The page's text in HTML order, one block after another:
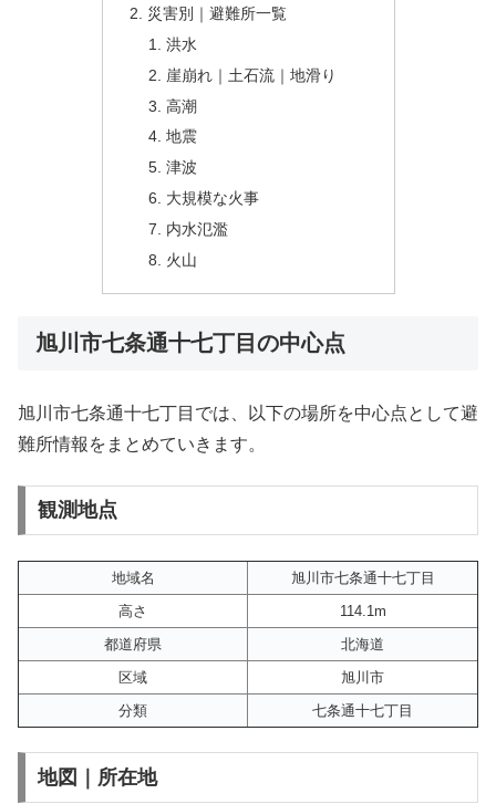
災害別｜避難所一覧
洪水
崖崩れ｜土石流｜地滑り
高潮
地震
津波
大規模な火事
内水氾濫
火山
旭川市七条通十七丁目の中心点
旭川市七条通十七丁目では、以下の場所を中心点として避
難所情報をまとめていきます。
観測地点
地域名
旭川市七条通十七丁目
高さ
114.1m
都道府県
北海道
区域
旭川市
分類
七条通十七丁目
地図｜所在地